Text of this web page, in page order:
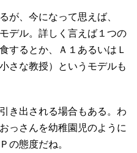
が、今になって思えば、
デル。詳しく言えば１つの
するとか、Ａ１あるいはＬ
さな教授）というモデルも
き出される場合もある。わ
っさんを幼稚園児のように
の態度だね。